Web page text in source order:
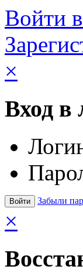
Войти
×
Вход в
Забыли
×